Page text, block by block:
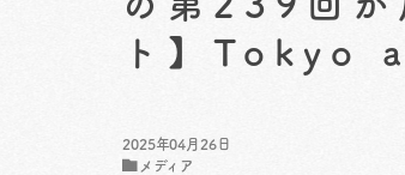
ト】Tokyo
2025年04月26日
メディア